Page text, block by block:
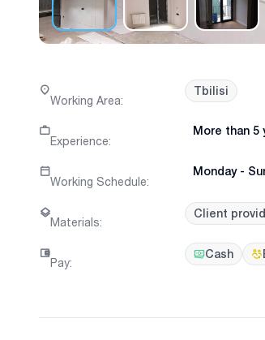
Working Area:
Tbilisi
Experience:
More than 5
Working Schedule:
Monday-
Materials:
Client
Pay:
Cash